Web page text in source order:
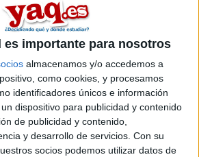
es importante para nosotros
almacenamos y/o accedemos a
como cookies, y procesamos
identificadores únicos e información
dispositivo para publicidad y contenido
de publicidad y contenido,
y desarrollo de servicios. Con su
socios podemos utilizar datos de